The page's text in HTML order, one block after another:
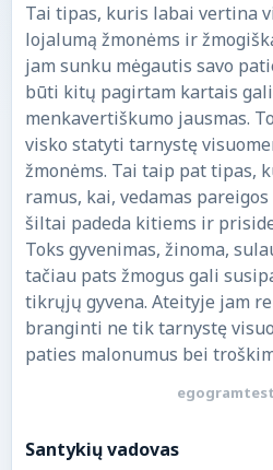
Tai tipas, kuris labai vertina
lojalumą žmonėms ir
jam sunku mėgautis savo
būti kitų pagirtam kartais
menkavertiškumo jausmas.
visko statyti tarnystę
žmonėms. Tai taip pat tipas,
ramus, kai, vedamas
šiltai padeda kitiems ir
Toks gyvenimas, žinoma,
tačiau pats žmogus gali
tikrųjų gyvena. Ateityje jam
branginti ne tik tarnystę
paties malonumus bei
Santykių vadovas